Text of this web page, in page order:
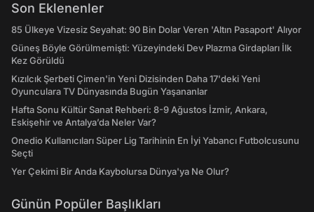
Son Eklenenler
85 Ülkeye Vizesiz Seyahat: 90 Bin Dolar Veren 'Altın Pasaport' Alıyor
Güneş Böyle Görülmemişti: Yüzeyindeki Dev Plazma Girdapları İlk
Kez Görüldü
Kızılcık Şerbeti Çimen'in Yeni Dizisinden Daha 17'deki Yeni
Oyunculara TV Dünyasında Bugün Yaşananlar
Hafta Sonu Kültür Sanat Rehberi: 8-9 Ağustos İzmir, Ankara,
Eskişehir ve Antalya’da Neler Var?
Onedio Kullanıcıları Süper Lig Tarihinin En İyi Yabancı Futbolcusunu
Seçti
Yer Çekimi Bir Anda Kaybolursa Dünya'ya Ne Olur?
Günün Popüler Başlıkları